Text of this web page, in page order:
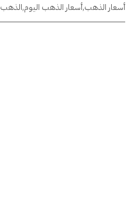
أسعار الذهب,أسعار الذهب اليوم,الذهب